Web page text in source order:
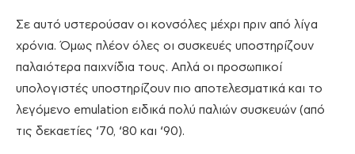
Σε αυτό υστερούσαν οι κονσόλες μέχρι πριν από λίγα
χρόνια. Όμως πλέον όλες οι συσκευές υποστηρίζουν
παλαιότερα παιχνίδια τους. Απλά οι προσωπικοί
υπολογιστές υποστηρίζουν πιο αποτελεσματικά και το
λεγόμενο emulation ειδικά πολύ παλιών συσκευών (από
τις δεκαετίες ‘70, ‘80 και ‘90).